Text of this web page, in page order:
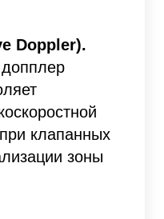
Doppler).
клапанных
зоны